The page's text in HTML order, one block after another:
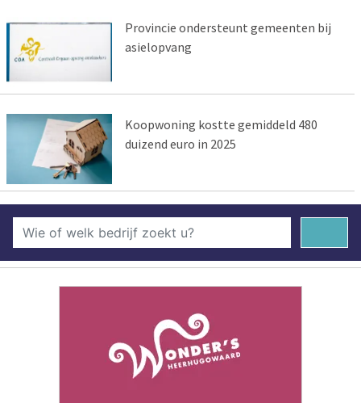
Provincie ondersteunt gemeenten bij
asielopvang
Koopwoning kostte gemiddeld 480
duizend euro in 2025